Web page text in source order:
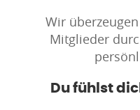
Wir
Mitglieder
Du fühlst